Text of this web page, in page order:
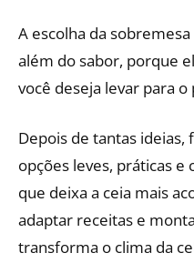
A escolha da
além do sabor, porque
você deseja levar para
Depois de tantas
opções leves, práticas e
que deixa a ceia mais
adaptar receitas e
transforma o clima da